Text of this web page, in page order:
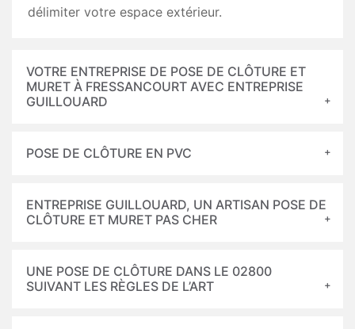
délimiter votre espace extérieur.
VOTRE ENTREPRISE DE POSE DE CLÔTURE ET
MURET À FRESSANCOURT AVEC ENTREPRISE
GUILLOUARD
POSE DE CLÔTURE EN PVC
ENTREPRISE GUILLOUARD, UN ARTISAN POSE DE
CLÔTURE ET MURET PAS CHER
UNE POSE DE CLÔTURE DANS LE 02800
SUIVANT LES RÈGLES DE L’ART